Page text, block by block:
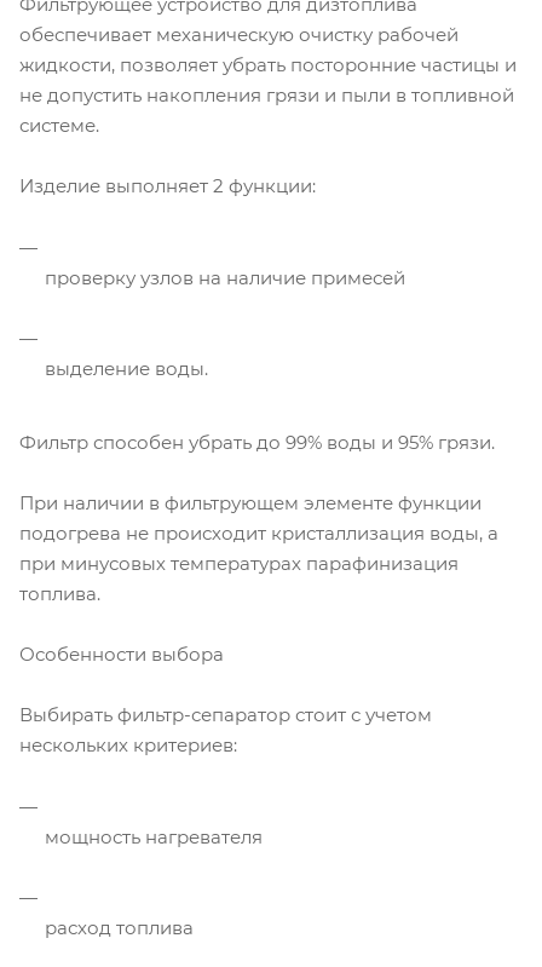
обеспечивает механическую очистку рабочей
жидкости, позволяет убрать посторонние частицы и
не допустить накопления грязи и пыли в топливной
системе.
Изделие выполняет 2 функции:
проверку узлов на наличие примесей
выделение воды.
Фильтр способен убрать до 99% воды и 95% грязи.
При наличии в фильтрующем элементе функции
подогрева не происходит кристаллизация воды, а
при минусовых температурах парафинизация
топлива.
Особенности выбора
Выбирать фильтр-сепаратор стоит с учетом
нескольких критериев:
мощность нагревателя
расход топлива